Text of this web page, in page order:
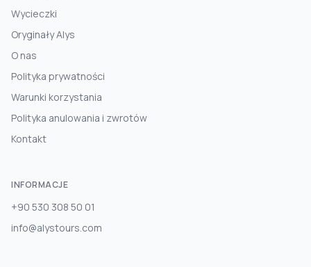
Wycieczki
Oryginały Alys
O nas
Polityka prywatności
Warunki korzystania
Polityka anulowania i zwrotów
Kontakt
INFORMACJE
+90 530 308 50 01
info@alystours.com